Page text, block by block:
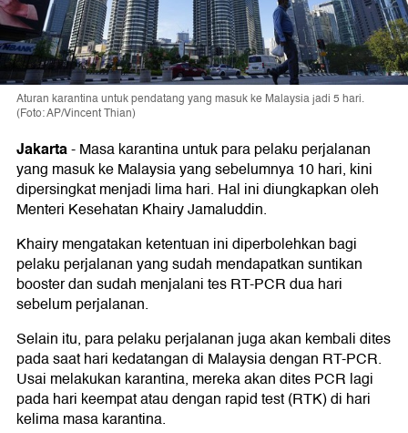
Aturan karantina untuk pendatang yang masuk ke Malaysia jadi 5 hari.
(Foto: AP/Vincent Thian)
Jakarta-Masa karantina untuk para pelaku perjalanan
yang masuk ke Malaysia yang sebelumnya 10 hari, kini
dipersingkat menjadi lima hari. Hal ini diungkapkan oleh
Menteri Kesehatan Khairy Jamaluddin.
Khairy mengatakan ketentuan ini diperbolehkan bagi
pelaku perjalanan yang sudah mendapatkan suntikan
booster dan sudah menjalani tes RT-PCR dua hari
sebelum perjalanan.
Selain itu, para pelaku perjalanan juga akan kembali dites
pada saat hari kedatangan di Malaysia dengan RT-PCR.
Usai melakukan karantina, mereka akan dites PCR lagi
pada hari keempat atau dengan rapid test (RTK) di hari
kelima masa karantina.